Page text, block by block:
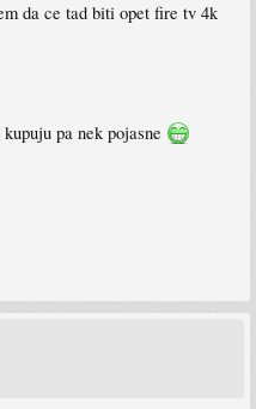
da ce tad biti opet fire tv 4k
pa nek pojasne